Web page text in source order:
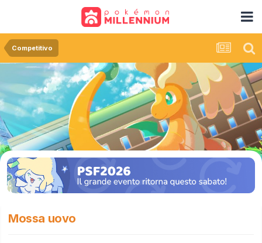
Competitivo
Mossa uovo